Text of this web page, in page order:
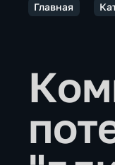
Главная